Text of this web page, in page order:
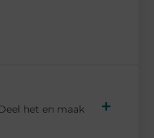
het en maak